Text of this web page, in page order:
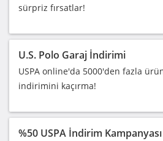
sürpriz fırsatlar!
U.S. Polo Garaj İndirimi
USPA online'da 5000'den fazla
indirimini kaçırma!
%50 USPA İndirim Kampanyası